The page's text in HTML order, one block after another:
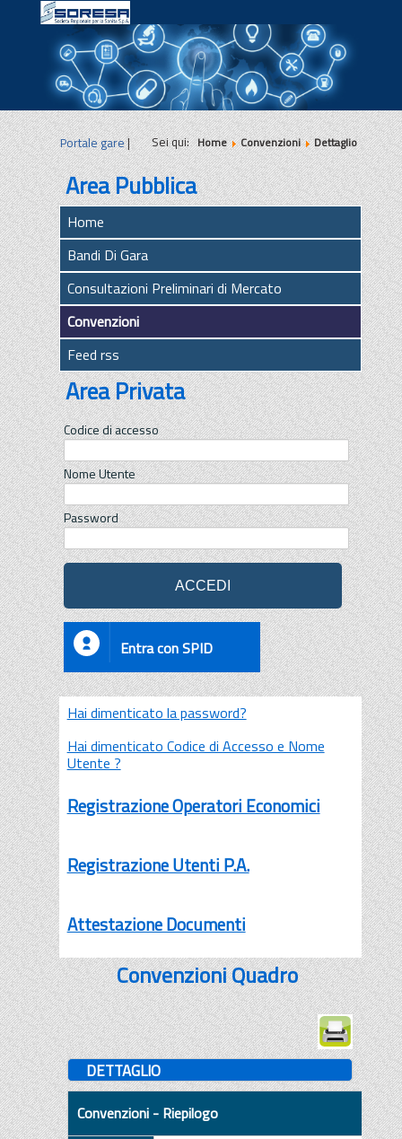
|||
Portale gare| Sei qui:Home Convenzioni Dettaglio
Area Pubblica
Home
Bandi Di Gara
Consultazioni Preliminari di Mercato
Convenzioni
Feed rss
Area Privata
Codice di accesso
Nome Utente
Password
Entra con SPID
Hai dimenticato la password?
Hai dimenticato Codice di Accesso e Nome
Utente ?
Registrazione Operatori Economici
Registrazione Utenti P.A.
Attestazione Documenti
Convenzioni Quadro
DETTAGLIO
Convenzioni - Riepilogo